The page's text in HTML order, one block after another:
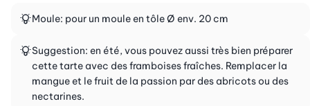
Moule: pour un moule en tôle Ø env. 20 cm
Suggestion: en été, vous pouvez aussi très bien préparer
cette tarte avec des framboises fraîches. Remplacer la
mangue et le fruit de la passion par des abricots ou des
nectarines.